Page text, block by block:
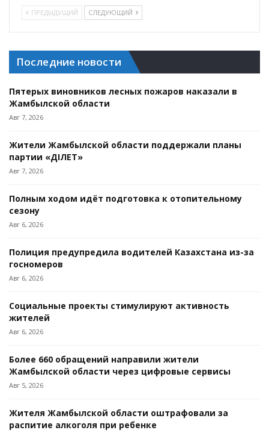
ПРЕДЫДУЩИЙ СЛЕДУЮЩИЙ
Последние новости
Пятерых виновников лесных пожаров наказали в
Жамбылской области
Авг 7, 2026
Жители Жамбылской области поддержали планы
партии «ӘДІЛЕТ»
Авг 7, 2026
Полным ходом идёт подготовка к отопительному
сезону
Авг 6, 2026
Полиция предупредила водителей Казахстана из-за
госномеров
Авг 6, 2026
Социальные проекты стимулируют активность
жителей
Авг 6, 2026
Более 660 обращений направили жители
Жамбылской области через цифровые сервисы
Авг 5, 2026
Жителя Жамбылской области оштрафовали за
распитие алкоголя при ребенке